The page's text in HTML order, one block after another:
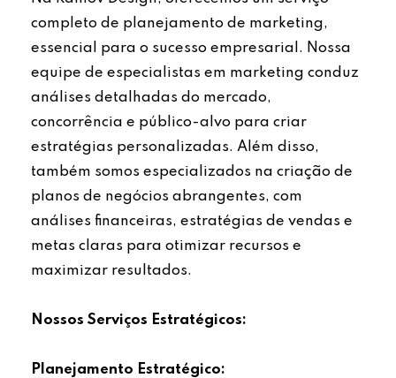
completo de planejamento de marketing,
essencial para o sucesso empresarial. Nossa
equipe de especialistas em marketing conduz
análises detalhadas do mercado,
concorrência e público-alvo para criar
estratégias personalizadas. Além disso,
também somos especializados na criação de
planos de negócios abrangentes, com
análises financeiras, estratégias de vendas e
metas claras para otimizar recursos e
maximizar resultados.
Nossos Serviços Estratégicos:
Planejamento Estratégico: